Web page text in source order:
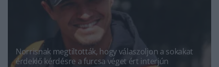
Norrisnak megtiltották, hogy válaszoljon a sokakat
érdeklő kérdésre a furcsa véget ért interjún